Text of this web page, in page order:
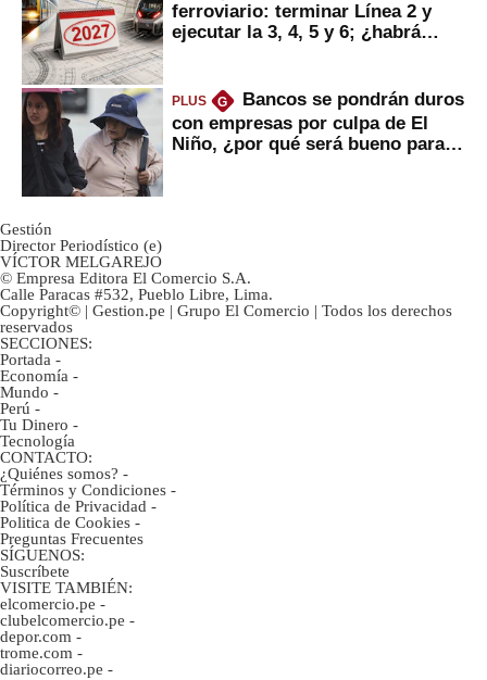
ferroviario: terminar Línea 2 y
ejecutar la 3, 4, 5 y 6; ¿habrá
PLUS G
Bancos se pondrán duros
con empresas por culpa de El
Niño, ¿por qué será bueno para
Gestión
Director Periodístico (e)
VÍCTOR MELGAREJO
© Empresa Editora El Comercio S.A.
Calle Paracas #532, Pueblo Libre, Lima.
Copyright© | Gestion.pe | Grupo El Comercio | Todos los derechos
reservados
SECCIONES:
Portada -
Economía -
Mundo -
Perú -
Tu Dinero -
Tecnología
CONTACTO:
¿Quiénes somos? -
Términos y Condiciones -
Política de Privacidad -
Politica de Cookies -
Preguntas Frecuentes
SÍGUENOS:
Suscríbete
VISITE TAMBIÉN:
elcomercio.pe -
clubelcomercio.pe -
depor.com -
trome.com -
diariocorreo.pe -